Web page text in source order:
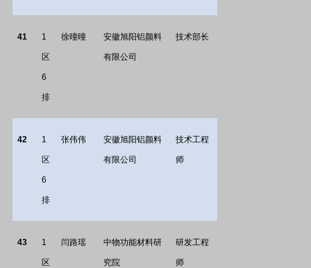
41 1
区
6
排
徐曈曈 安徽旭阳铝颜料
有限公司
技术部长
42 1
区
6
排
张伟伟 安徽旭阳铝颜料
有限公司
技术工程
师
43 1
区
闫路瑶 中物功能材料研
究院
研发工程
师